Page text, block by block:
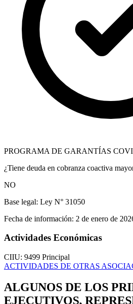
PROGRAMA DE GARANTÍAS
¿Tiene deuda en cobranza coactiva
NO
Base legal: Ley N° 31050
Fecha de información: 2 de enero de
Actividades Económicas
CIIU: 9499 Principal
ACTIVIDADES DE OTRAS
ALGUNOS DE LOS
EJECUTIVOS,